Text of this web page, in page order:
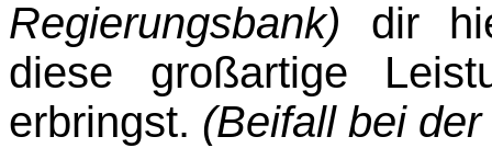
Regierungsbank) dir
diese großartige
erbringst. (Beifall bei